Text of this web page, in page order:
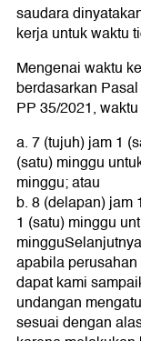
saudara
kerja untuk waktu
Mengenai waktu
berdasarkan
PP 35/2021,
a. 7 (tujuh) jam 1
(satu) minggu
minggu; atau
b. 8 (delapan) jam
1 (satu) minggu
apabila
dapat kami
undangan
sesuai dengan